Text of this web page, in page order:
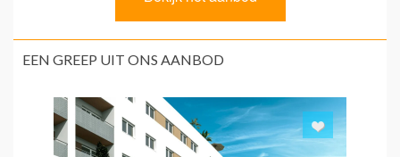
EEN GREEP UIT ONS AANBOD